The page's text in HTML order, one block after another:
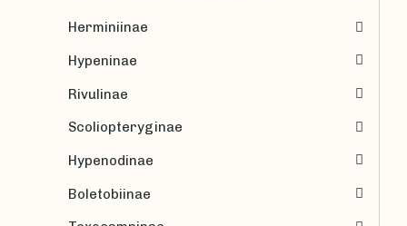
Herminiinae
Hypeninae
Rivulinae
Scoliopteryginae
Hypenodinae
Boletobiinae